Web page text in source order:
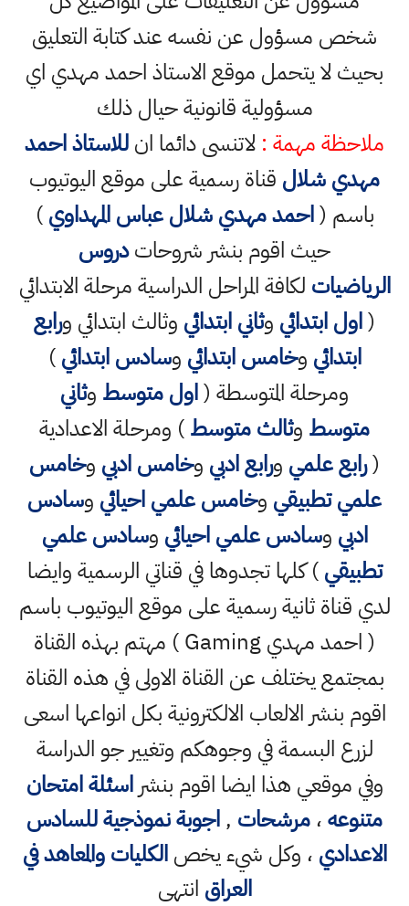
شخص مسؤول عن نفسه عند كتابة التعليق
بحيث لا يتحمل موقع الاستاذ احمد مهدي اي
مسؤولية قانونية حيال ذلك
ملاحظة مهمة : لاتنسى دائما انللاستاذ احمد
مهدي شلال قناة رسمية على موقع اليوتيوب
باسم (احمد مهدي شلال عباس المهداوي)
حيث اقوم بنشر شروحاتدروس
الرياضيات لكافة المراحل الدراسية مرحلة الابتدائي
(اول ابتدائي وثاني ابتدائي وثالث ابتدائي ورابع
ابتدائي وخامس ابتدائي وسادس ابتدائي)
ومرحلة المتوسطة (اول متوسط وثاني
متوسط وثالث متوسط) ومرحلة الاعدادية
(رابع علمي ورابع ادبي وخامس ادبي وخامس
علمي تطبيقي وخامس علمي احيائي وسادس
ادبي وسادس علمي احيائي وسادس علمي
تطبيقي) كلها تجدوها في قناتي الرسمية وايضا
لدي قناة ثانية رسمية على موقع اليوتيوب باسم
( احمد مهدي Gaming ) مهتم بهذه القناة
بمجتمع يختلف عن القناة الاولى في هذه القناة
اقوم بنشر الالعاب الالكترونية بكل انواعها اسعى
لزرع البسمة في وجوهكم وتغيير جو الدراسة
وفي موقعي هذا ايضا اقوم بنشراسئلة امتحان
متنوعه،مرشحات ,اجوبة نموذجية للسادس
الاعدادي ، وكل شيء يخصالكليات والمعاهد في
العراق انتهى